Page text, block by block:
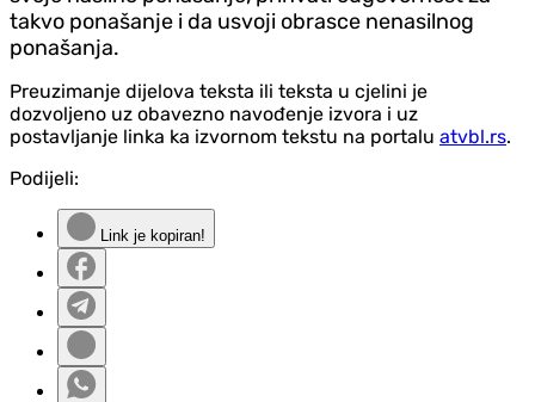
takvo ponašanje i da usvoji obrasce nenasilnog
ponašanja.
Preuzimanje dijelova teksta ili teksta u cjelini je
dozvoljeno uz obavezno navođenje izvora i uz
postavljanje linka ka izvornom tekstu na portalu atvbl.rs.
Podijeli:
Link je kopiran!